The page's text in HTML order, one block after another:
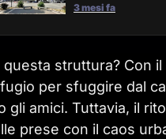
3 mesi fa
struttura? Con
per sfuggire dal
amici. Tuttavia, il
prese con il caos